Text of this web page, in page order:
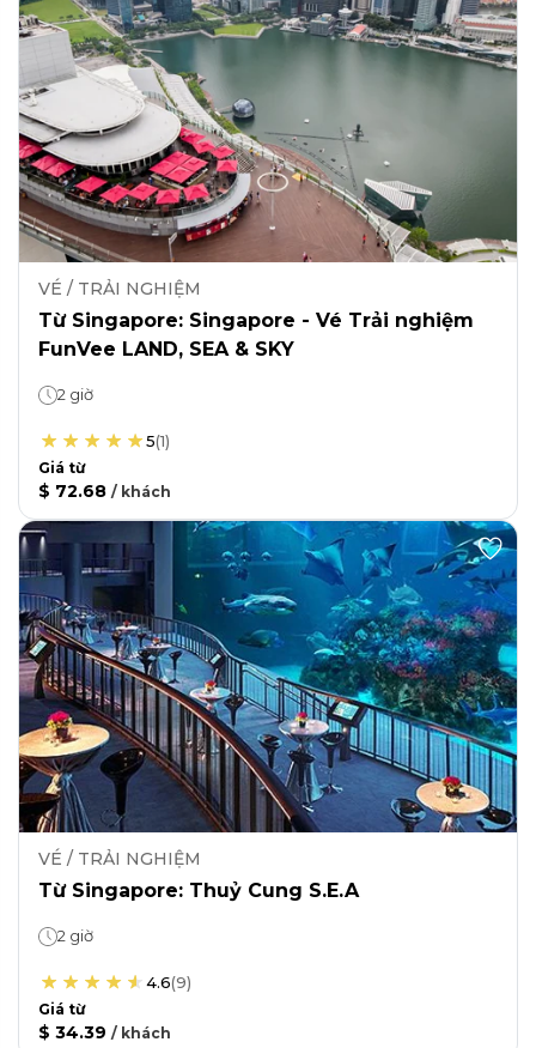
VÉ / TRẢI NGHIỆM
Từ Singapore: Singapore - Vé Trải nghiệm
FunVee LAND, SEA & SKY
2 giờ
5(1)
Giá từ
$ 72.68 / khách
VÉ / TRẢI NGHIỆM
Từ Singapore: Thuỷ Cung S.E.A
2 giờ
4.6(9)
Giá từ
$ 34.39 / khách